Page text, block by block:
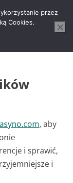
, aby
i sprawić,
i
przez
Cookies.